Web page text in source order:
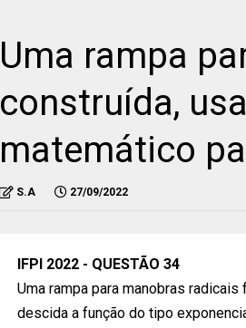
Uma rampa
construída,
matemático
S.A 27/09/2022
IFPI 2022 - QUESTÃO 34
Uma rampa para manobras
descida a função do tipo